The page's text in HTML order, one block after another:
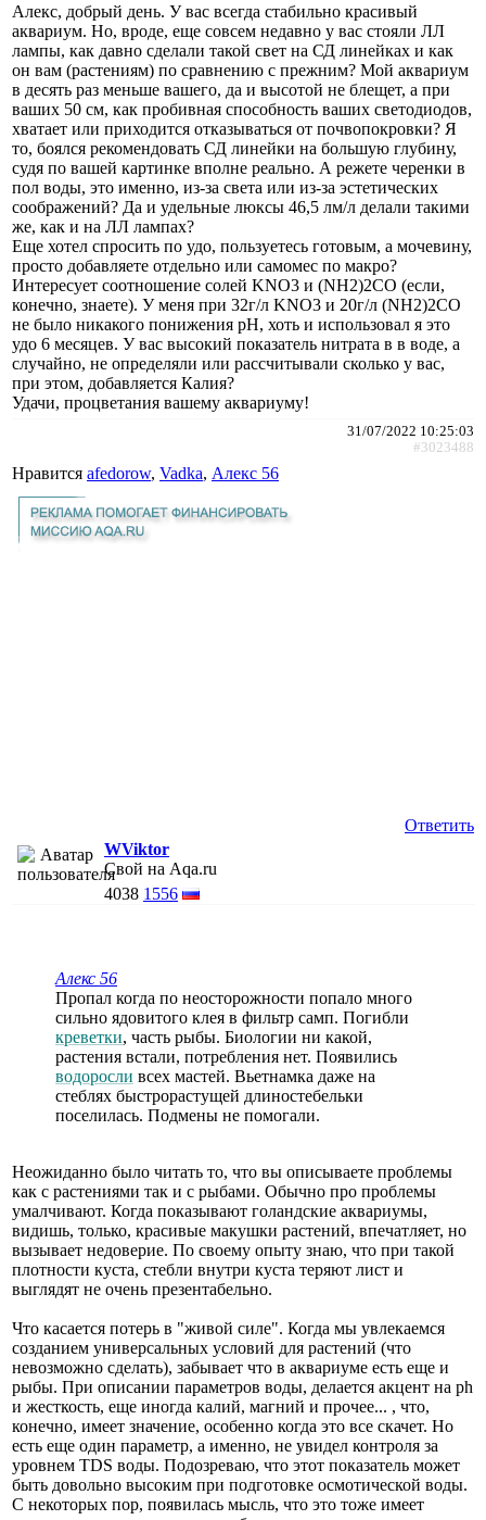
Алекс, добрый день. У вас всегда стабильно красивый
аквариум. Но, вроде, еще совсем недавно у вас стояли ЛЛ
лампы, как давно сделали такой свет на СД линейках и как
он вам (растениям) по сравнению с прежним? Мой аквариум
в десять раз меньше вашего, да и высотой не блещет, а при
ваших 50 см, как пробивная способность ваших светодиодов,
хватает или приходится отказываться от почвопокровки? Я
то, боялся рекомендовать СД линейки на большую глубину,
судя по вашей картинке вполне реально. А режете черенки в
пол воды, это именно, из-за света или из-за эстетических
соображений? Да и удельные люксы 46,5 лм/л делали такими
же, как и на ЛЛ лампах?
Еще хотел спросить по удо, пользуетесь готовым, а мочевину,
просто добавляете отдельно или самомес по макро?
Интересует соотношение солей KNO3 и (NH2)2CO (если,
конечно, знаете). У меня при 32г/л KNO3 и 20г/л (NH2)2CO
не было никакого понижения рН, хоть и использовал я это
удо 6 месяцев. У вас высокий показатель нитрата в в воде, а
случайно, не определяли или рассчитывали сколько у вас,
при этом, добавляется Калия?
Удачи, процветания вашему аквариуму!
31/07/2022 10:25:03
#3023488
Нравится afedorow, Vadka, Алекс 56
Ответить
WViktor
Свой на Aqa.ru
4038 1556
Алекс 56
Пропал когда по неосторожности попало много
сильно ядовитого клея в фильтр самп. Погибли
креветки, часть рыбы. Биологии ни какой,
растения встали, потребления нет. Появились
водоросли всех мастей. Вьетнамка даже на
стеблях быстрорастущей длиностебельки
поселилась. Подмены не помогали.
Неожиданно было читать то, что вы описываете проблемы
как с растениями так и с рыбами. Обычно про проблемы
умалчивают. Когда показывают голандские аквариумы,
видишь, только, красивые макушки растений, впечатляет, но
вызывает недоверие. По своему опыту знаю, что при такой
плотности куста, стебли внутри куста теряют лист и
выглядят не очень презентабельно.
Что касается потерь в "живой силе". Когда мы увлекаемся
созданием универсальных условий для растений (что
невозможно сделать), забывает что в аквариуме есть еще и
рыбы. При описании параметров воды, делается акцент на ph
и жесткость, еще иногда калий, магний и прочее... , что,
конечно, имеет значение, особенно когда это все скачет. Но
есть еще один параметр, а именно, не увидел контроля за
уровнем TDS воды. Подозреваю, что этот показатель может
быть довольно высоким при подготовке осмотической воды.
С некоторых пор, появилась мысль, что это тоже имеет